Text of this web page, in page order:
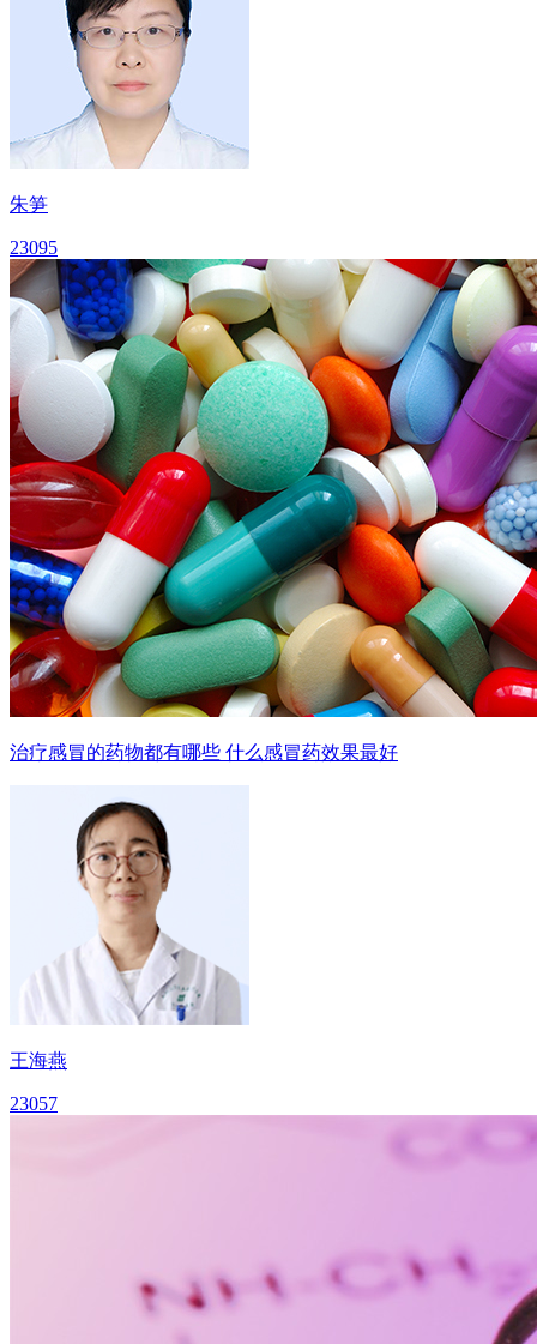
朱笋
23095
治疗感冒的药物都有哪些 什么感冒药效果最好
王海燕
23057